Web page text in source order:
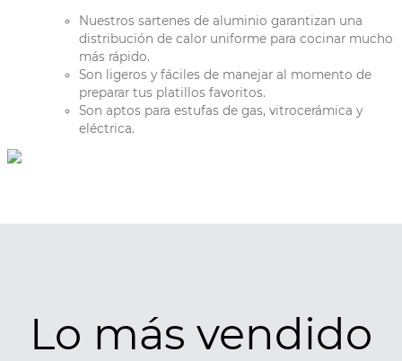
Nuestros sartenes de aluminio garantizan una
distribución de calor uniforme para cocinar mucho
más rápido.
Son ligeros y fáciles de manejar al momento de
preparar tus platillos favoritos.
Son aptos para estufas de gas, vitrocerámica y
eléctrica.
Lo más vendido